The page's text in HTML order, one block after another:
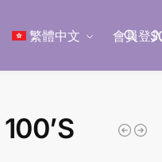
繁體中文 會員登$